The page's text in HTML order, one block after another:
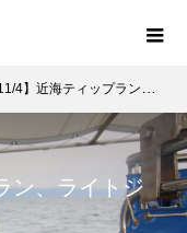
海ティップラン、ライトジギング ショート便
ン、ライトジ